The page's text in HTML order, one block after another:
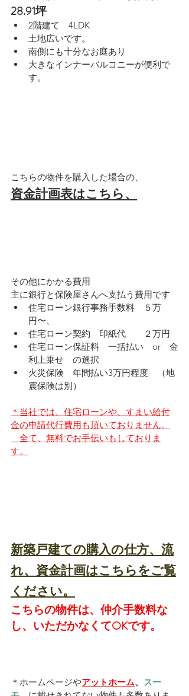
28.91坪
2階建て　4LDK
土地広いです。
南側にも十分なお庭あり
大きなインナーバルコニーが便利で
す。
こちらの物件を購入した場合の、
資金計画表はこちら、
その他にかかる費用
主に銀行と保険屋さんへ支払う費用です
住宅ローン銀行事務手数料　５万
円〜、
住宅ローン契約　印紙代　　２万円
住宅ローン保証料　一括払い　or　金
利上乗せ　の選択
火災保険　年間払い3万円程度　（地
震保険は別）
＊当社では、住宅ローンや、すまい給付
金の申請代行費用も頂いておりません。
全て、無料でお手伝いもしておりま
す。
新築戸建ての購入の仕方、流
れ、資金計画はこちらをご覧
ください。
こちらの物件は、仲介手数料な
し、いただかなくてOKです。
＊ホームページやアットホーム、 スー